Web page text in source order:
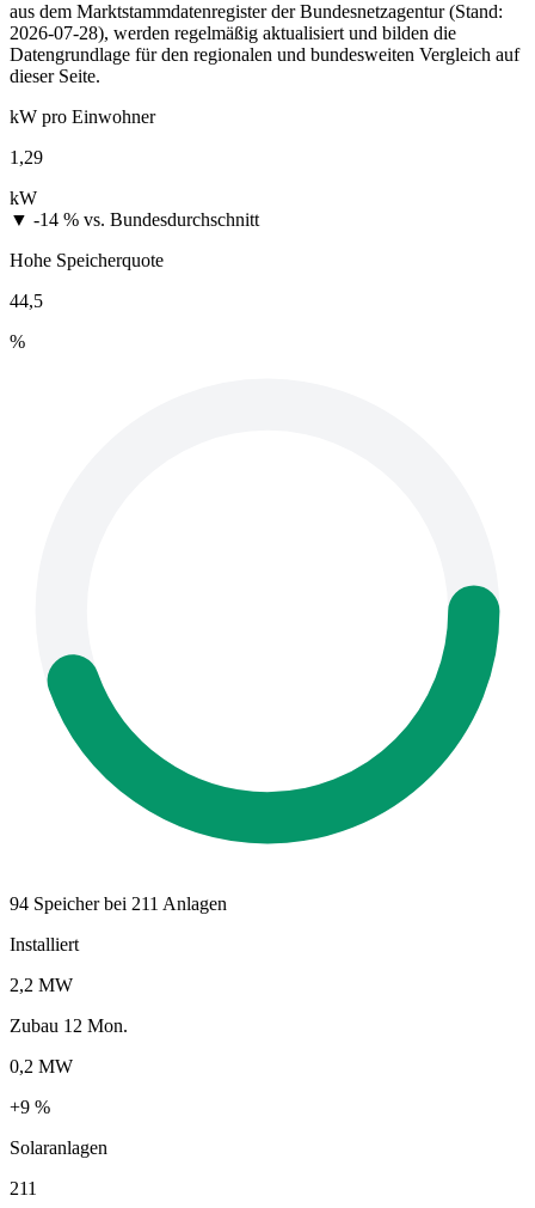
aus dem Marktstammdatenregister der Bundesnetzagentur (Stand:
2026-07-28), werden regelmäßig aktualisiert und bilden die
Datengrundlage für den regionalen und bundesweiten Vergleich auf
dieser Seite.
kW pro Einwohner
1,29
kW
▼ -14 % vs. Bundesdurchschnitt
Hohe Speicherquote
44,5
%
94 Speicher bei 211 Anlagen
Installiert
2,2 MW
Zubau 12 Mon.
0,2 MW
+9 %
Solaranlagen
211